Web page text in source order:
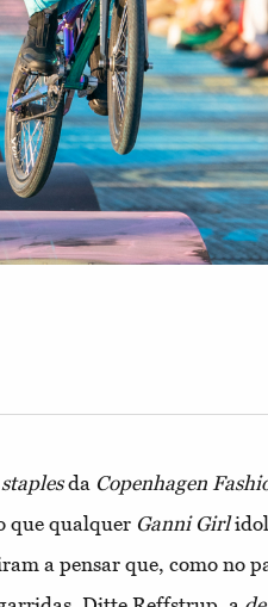
staplesda Copenhagen
que qualquer Ganni Girl
a pensar que, como no